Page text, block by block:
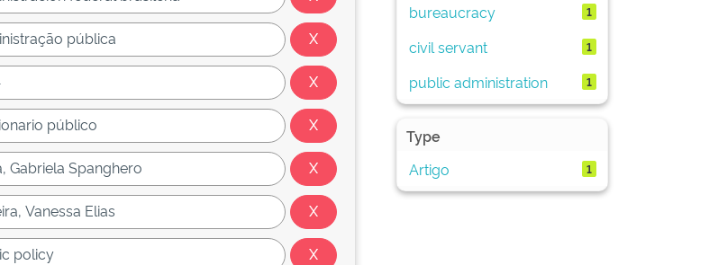
bureaucracy 1
civil servant 1
public administration 1
Type
Artigo
1